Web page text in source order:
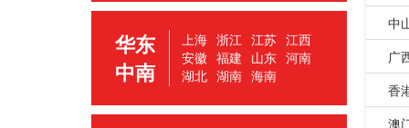
华东
中南
上海 浙江 江苏 江西
安徽 福建 山东 河南
湖北 湖南 海南
中
广
香
澳